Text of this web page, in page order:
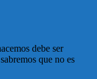
debe ser
que no es